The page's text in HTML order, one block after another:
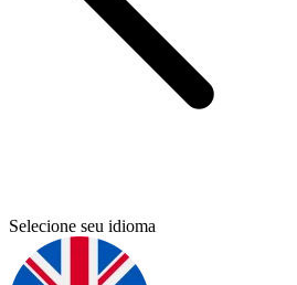
Selecione seu idioma